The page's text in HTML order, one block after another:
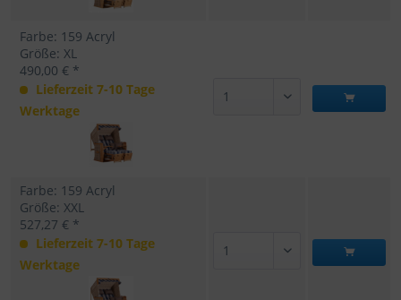
Farbe: 159 Acryl
Größe: XL
490,00 € *
Lieferzeit 7-10 Tage
Werktage
Farbe: 159 Acryl
Größe: XXL
527,27 € *
Lieferzeit 7-10 Tage
Werktage